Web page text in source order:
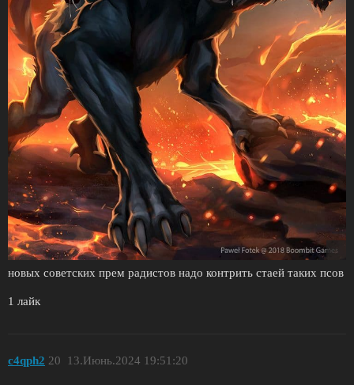
новых советских прем радистов надо контрить стаей таких псов
1 лайк
c4qph2 13.Июнь.2024 19:51:20
20